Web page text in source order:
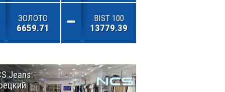
ЗОЛОТО
6659.71
BIST 100
13779.39
Jeans: